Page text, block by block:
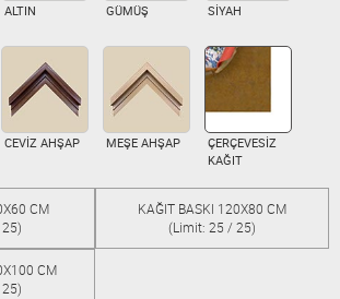
ALTIN GÜMÜŞ SİYAH
CEVİZ AHŞAP MEŞE AHŞAP
ÇERÇEVESİZ
KAĞIT
CM
KAĞIT BASKI 120X80 CM
(Limit: 25 / 25)
CM